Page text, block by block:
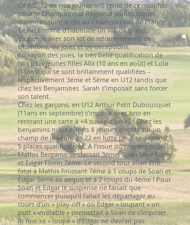
Ce WE, 12 de nos jeunes ont tenté de ce qualifier
pour le Championnat Régional Jeunes lequel
donne ensuite accès au Championnat de France.
Ce fut comme d’habitude un WE de grand
suspense avec son lot de retournements de
situations, de joies et de déceptions.
Au rayon des joies, la très belle qualification de
nos plus jeunes filles Alix (10 ans en août) et Lola
(11ans) qui se sont brillamment qualifiées –
respectivement 3éme et 5éme en U12 tandis que
chez les Benjamines Sarah s’imposait sans forcer
son talent.
Chez les garçons, en U12 Arthur Petit Dubousquet
(11ans en septembre) s’impose avec brio en
rentrant une carte à +4 suivie d’un +2 ! Chez les
benjamins nous avions 8 jeunes inscrits sur un
champ de joueurs de 22 en lutte pour seulement
5 places qualificatives. A l’issue du premier tour
Mathis Bergamo se classait 3éme, Soan Sève 6éme
et Edgar Florin 7éme. Le second tour allait être
fatal à Mathis finissant 7éme à 1 coups de Soan et
Edgar 5éme ex aequo et à 2 coups du 4éme ! Pour
Soan et Edgar le suspense ne faisait que
commencer puisqu’il fallait les départager au
cours d’un « play-off » où Edgar « loupant » un
putt « inratable » permettait à Soan de s’imposer.
In fine ce « loupé » d’Edgar ne devrait pas